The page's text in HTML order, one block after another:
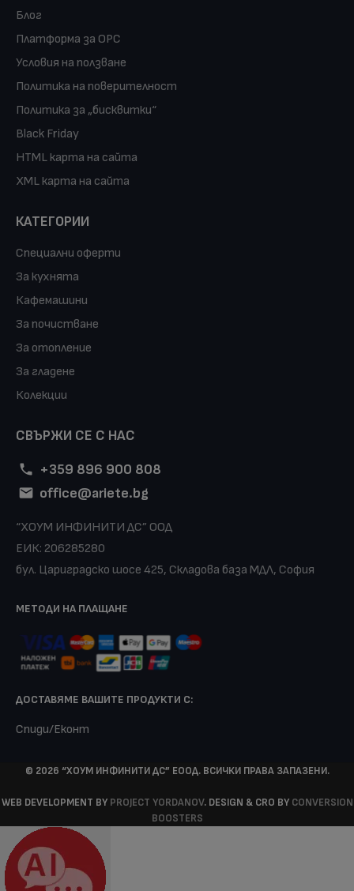
Блог
Платформа за ОРС
Условия на ползване
Политика на поверителност
Политика за „бисквитки“
Black Friday
HTML карта на сайта
XML карта на сайта
КАТЕГОРИИ
Специални оферти
За кухнята
Кафемашини
За почистване
За отопление
За гладене
Колекции
СВЪРЖИ СЕ С НАС
+359 896 900 808
office@ariete.bg
“ХОУМ ИНФИНИТИ ДС” ООД
ЕИК: 206285280
бул. Цариградско шосе 425, Складова база МДЛ, София
МЕТОДИ НА ПЛАЩАНЕ
ДОСТАВЯМЕ ВАШИТЕ ПРОДУКТИ С:
Спиди/Еконт
© 2026 “ХОУМ ИНФИНИТИ ДС” ЕООД. ВСИЧКИ ПРАВА ЗАПАЗЕНИ.
WEB DEVELOPMENT BY PROJECT YORDANOV. DESIGN & CRO BY CONVERSION
BOOSTERS